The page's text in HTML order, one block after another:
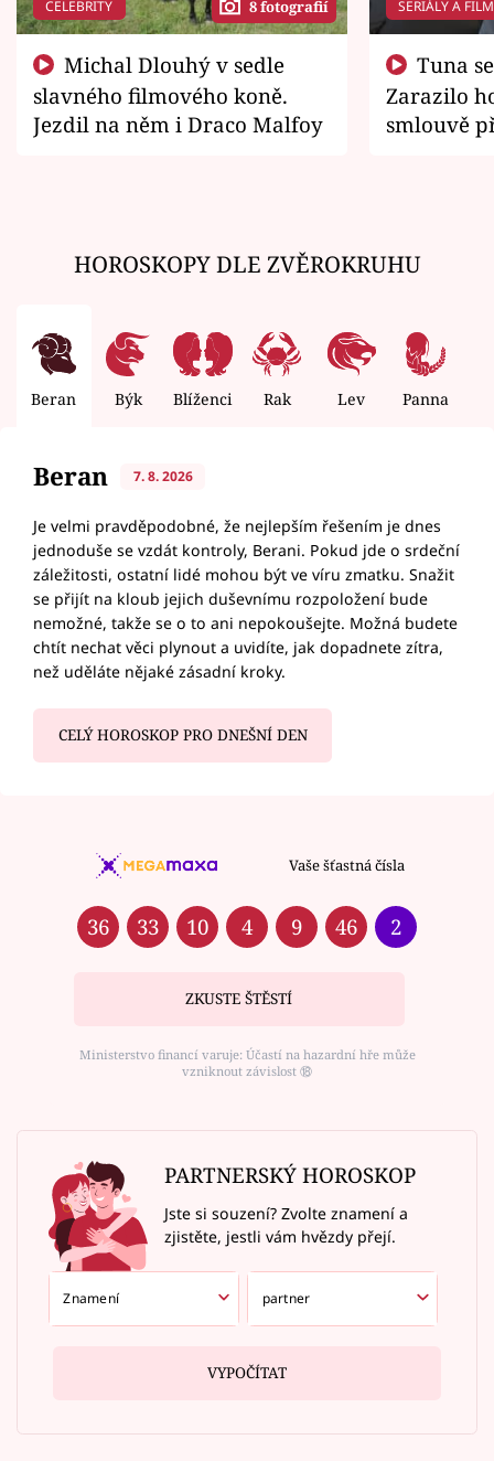
CELEBRITY 8 fotografií
slavného filmového koně.
Jezdil na něm i Draco Malfoy
SERIÁLY A
Zarazilo
smlouvě
HOROSKOPY DLE ZVĚROKRUHU
Beran Býk Blíženci Rak Lev Panna
Beran 7. 8. 2026
Je velmi pravděpodobné, že nejlepším řešením je dnes
jednoduše se vzdát kontroly, Berani. Pokud jde o srdeční
záležitosti, ostatní lidé mohou být ve víru zmatku. Snažit
se přijít na kloub jejich duševnímu rozpoložení bude
nemožné, takže se o to ani nepokoušejte. Možná budete
chtít nechat věci plynout a uvidíte, jak dopadnete zítra,
než uděláte nějaké zásadní kroky.
CELÝ HOROSKOP PRO DNEŠNÍ DEN
Vaše šťastná čísla
36 33 10 4 9 46 2
ZKUSTE ŠTĚSTÍ
Ministerstvo financí varuje: Účastí na hazardní hře může
vzniknout závislost ⑱
PARTNERSKÝ HOROSKOP
Jste si souzení? Zvolte znamení a
zjistěte, jestli vám hvězdy přejí.
VYPOČÍTAT